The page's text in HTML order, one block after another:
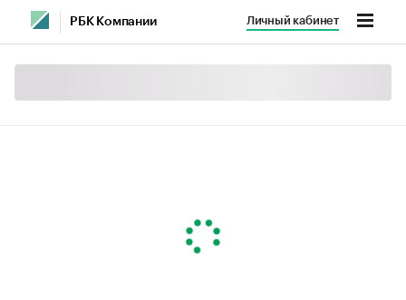
РБК Компании Личный кабинет